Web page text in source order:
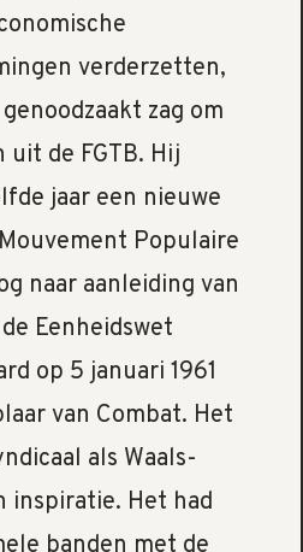
verderzetten,
zag om
de FGTB. Hij
jaar een nieuwe
Populaire
naar aanleiding van
Eenheidswet
op 5 januari 1961
van Combat. Het
als Waals-
inspiratie. Het had